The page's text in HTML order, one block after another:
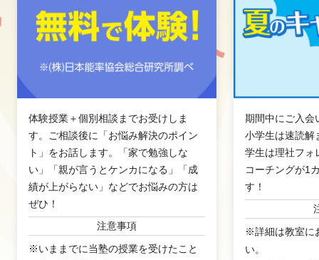
体験授業＋個別相談までお受けしま
す。ご相談後に「お悩み解決のポイン
ト」をお話します。「家で勉強しな
い」「親が言うとケンカになる」「成
績が上がらない」などでお悩みの方は
ぜひ！
注意事項
※いままでに当塾の授業を受けたこと
期間中にご入会
小学生は速読解
学生は理社フォ
コーチングが1
す！
※詳細は教室に
い。